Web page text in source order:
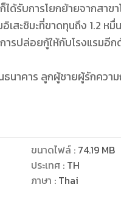
ได้รับการโยกย้ายจากสา
สะชิมะที่ขาดทุนถึง 1.2 ห
ารปล่อยกู้ให้กับโรงแรมอี
นาคาร ลูกผู้ชายผู้รักควา
ขนาดไฟล์: 74.19 MB
ประเทศ : TH
ภาษา : Thai